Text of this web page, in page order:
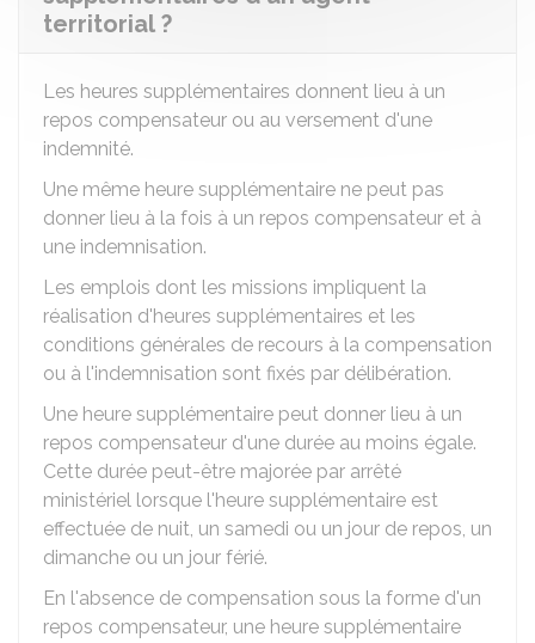
territorial ?
Les heures supplémentaires donnent lieu à un
repos compensateur ou au versement d'une
indemnité.
Une même heure supplémentaire ne peut pas
donner lieu à la fois à un repos compensateur et à
une indemnisation.
Les emplois dont les missions impliquent la
réalisation d'heures supplémentaires et les
conditions générales de recours à la compensation
ou à l'indemnisation sont fixés par délibération.
Une heure supplémentaire peut donner lieu à un
repos compensateur d'une durée au moins égale.
Cette durée peut-être majorée par arrêté
ministériel lorsque l'heure supplémentaire est
effectuée de nuit, un samedi ou un jour de repos, un
dimanche ou un jour férié.
En l'absence de compensation sous la forme d'un
repos compensateur, une heure supplémentaire